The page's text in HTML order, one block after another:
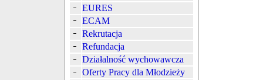
EURES
ECAM
Rekrutacja
Refundacja
Działalność wychowawcza
Oferty Pracy dla Młodzieży